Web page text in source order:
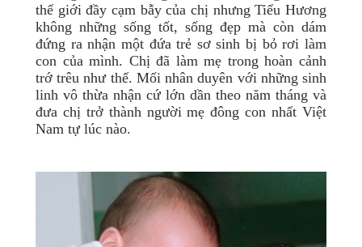
thế giới đầy cạm bẫy của chị nhưng Tiểu Hương
không những sống tốt, sống đẹp mà còn dám
đứng ra nhận một đứa trẻ sơ sinh bị bỏ rơi làm
con của mình. Chị đã làm mẹ trong hoàn cảnh
trớ trêu như thế. Mối nhân duyên với những sinh
linh vô thừa nhận cứ lớn dần theo năm tháng và
đưa chị trở thành người mẹ đông con nhất Việt
Nam tự lúc nào.